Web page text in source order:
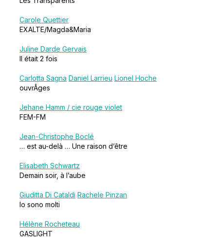
Carole Quettier
EXALTE/Magda&Maria
Juline Darde Gervais
Il était 2 fois
Carlotta Sagna Daniel Larrieu Lionel Hoche
ouvrÂges
Jehane Hamm / cie rouge violet
FEM-FM
Jean-Christophe Boclé
… est au-delà … Une raison d’être
Elisabeth Schwartz
Demain soir, à l’aube
Giuditta Di Cataldi Rachele Pinzan
Io sono molti
Hélène Rocheteau
GASLIGHT